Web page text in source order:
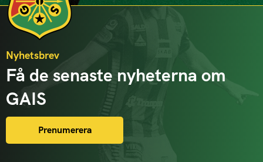
Nyhetsbrev
Få de senaste nyheterna om
GAIS
Prenumerera